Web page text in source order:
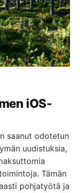
iOS-
saanut odotetun
uudistuksia,
Tämän
pohjatyötä ja